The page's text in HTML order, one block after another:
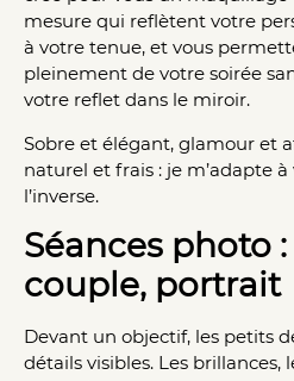
mesure qui reflètent votre
à votre tenue, et vous
pleinement de votre soirée
votre reflet dans le miroir.
Sobre et élégant, glamour et
naturel et frais : je m’adapte à
l’inverse.
Séances photo
couple, portrait
Devant un objectif, les petits
détails visibles. Les brillances,